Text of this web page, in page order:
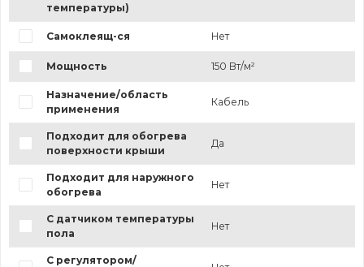
температуры)
Самоклеящ-ся Нет
Мощность 150 Вт/м²
Назначение/область
применения
Кабель
Подходит для обогрева
поверхности крыши
Да
Подходит для наружного
обогрева
Нет
С датчиком температуры
пола
Нет
С регулятором/